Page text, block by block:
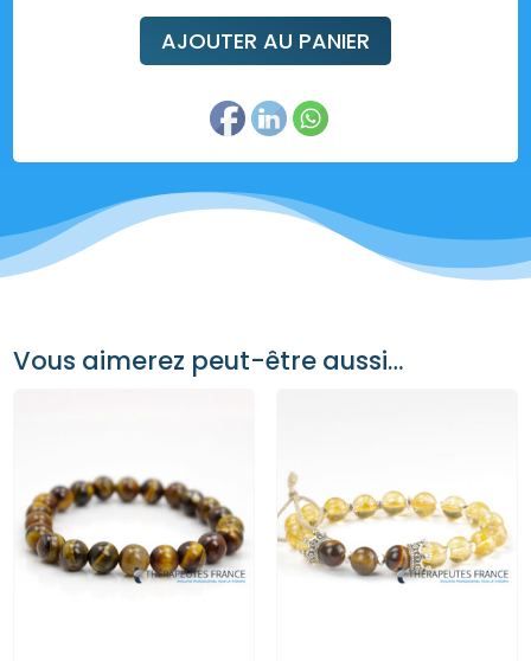
AJOUTER AU PANIER
Vous aimerez peut-être aussi…